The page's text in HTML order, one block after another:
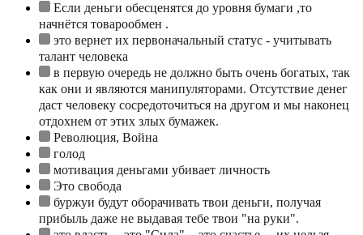
Если деньги обесценятся до уровня бумаги ,то
начнётся товарообмен .
это вернет их первоначальный статус - учитывать
талант человека
в первую очередь не должно быть очень богатых, так
как они и являются манипуляторами. Отсутствие денег
даст человеку сосредоточиться на другом и мы наконец
отдохнем от этих злых бумажек.
Революция, Война
голод
мотивация деньгами убивает личность
Это свобода
буржуи будут оборачивать твои деньги, получая
прибыль даже не выдавая тебе твои "на руки".